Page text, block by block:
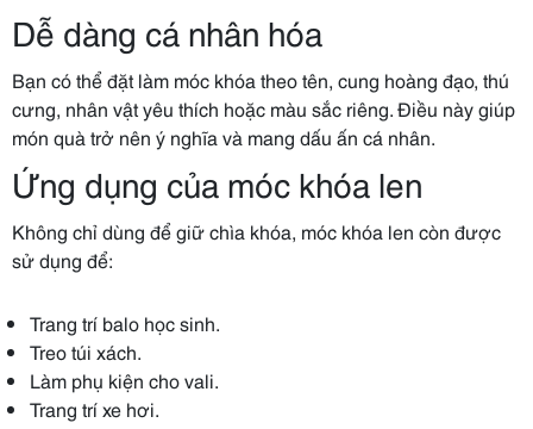
Dễ dàng cá nhân hóa
Bạn có thể đặt làm móc khóa theo tên, cung hoàng đạo, thú
cưng, nhân vật yêu thích hoặc màu sắc riêng. Điều này giúp
món quà trở nên ý nghĩa và mang dấu ấn cá nhân.
Ứng dụng của móc khóa len
Không chỉ dùng để giữ chìa khóa, móc khóa len còn được
sử dụng để:
Trang trí balo học sinh.
Treo túi xách.
Làm phụ kiện cho vali.
Trang trí xe hơi.